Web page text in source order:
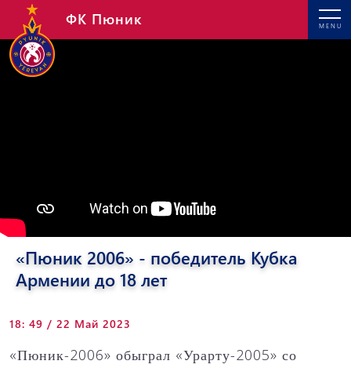
MENU
ФК Пюник
«Пюник 2006» - победитель Кубка
Армении до 18 лет
18: 49 / 22 Май 2023
«Пюник-2006» обыграл «Урарту-2005» со